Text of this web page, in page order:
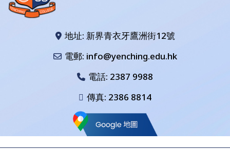
地址: 新界青衣牙鷹洲街12號
電郵: info@yenching.edu.hk
電話: 2387 9988
傳真: 2386 8814